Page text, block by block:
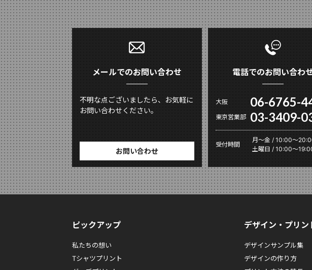
メールでのお問い合わせ
不明な点ございましたら、お気軽に
お問い合わせください。
お問い合わせ
電話でのお問い合わ
大阪 06-6765-
東京営業部 03-3409-
受付時間
月〜金 / 10:00～
土曜日 / 10:00～
ピックアップ
私たちの想い
Tシャツプリント
デザイン・プリン
デザインサンプル集
デザインの作り方